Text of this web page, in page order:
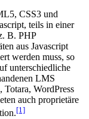
CSS3 und
teils in einer
B. PHP
aus Javascript
werden muss, so
unterschiedliche
LMS
WordPress
auch proprietäre
[1]